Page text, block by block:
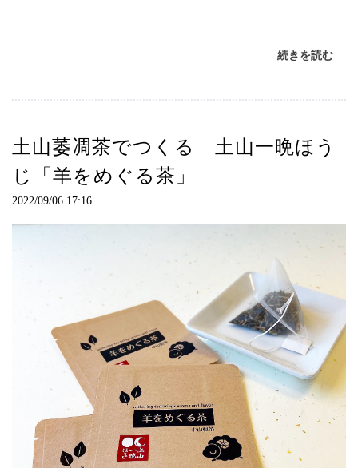
続きを読む
土山萎凋茶でつくる 土山一晩ほう
じ「羊をめぐる茶」
2022/09/06 17:16